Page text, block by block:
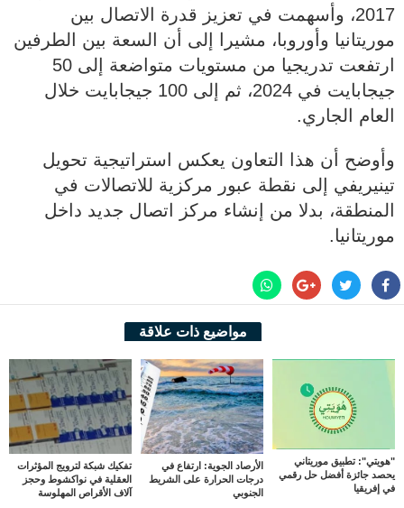
2017، وأسهمت في تعزيز قدرة الاتصال بين
موريتانيا وأوروبا، مشيرا إلى أن السعة بين الطرفين
ارتفعت تدريجيا من مستويات متواضعة إلى 50
جيجابايت في 2024، ثم إلى 100 جيجابايت خلال
العام الجاري.
وأوضح أن هذا التعاون يعكس استراتيجية تحويل
تينيريفي إلى نقطة عبور مركزية للاتصالات في
المنطقة، بدلا من إنشاء مركز اتصال جديد داخل
موريتانيا.
مواضيع ذات علاقة
"هويتي": تطبيق موريتاني
يحصد جائزة أفضل حل رقمي
في إفريقيا
الأرصاد الجوية: ارتفاع في
درجات الحرارة على الشريط
الجنوبي
تفكيك شبكة لترويج المؤثرات
العقلية في نواكشوط وحجز
آلاف الأقراص المهلوسة